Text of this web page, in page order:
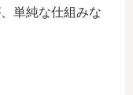
単純な仕組みな